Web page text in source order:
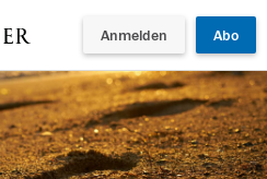
Anmelden Abo